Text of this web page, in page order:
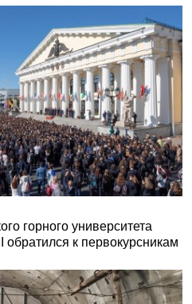
горного университета
к первокурсникам